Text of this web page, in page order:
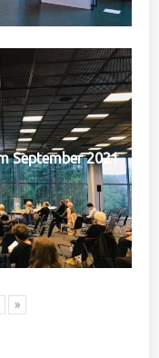
September 2021
»